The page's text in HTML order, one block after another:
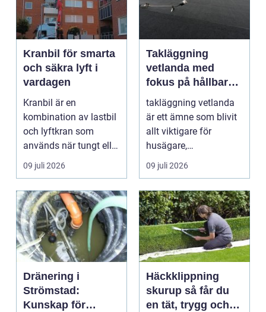
Kranbil för smarta
och säkra lyft i
vardagen
Kranbil är en
kombination av lastbil
och lyftkran som
används när tungt eller
skrymma...
09 juli 2026
Takläggning
vetlanda med
fokus på hållbara
tak och trygga hus
takläggning vetlanda
är ett ämne som blivit
allt viktigare för
husägare,
bostadsrättsföreningar
och ...
09 juli 2026
Dränering i
Strömstad:
Kunskap för
Häckklippning
skurup så får du
en tät, trygg och